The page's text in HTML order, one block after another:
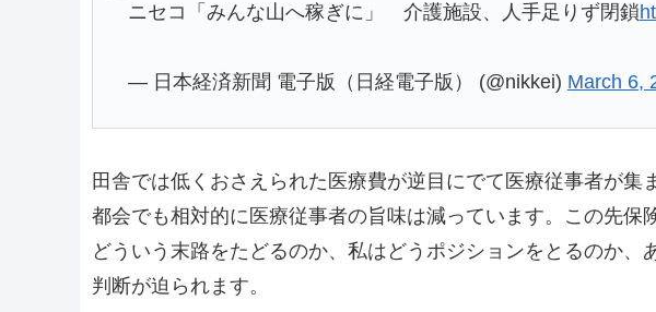
ニセコ「みんな山へ稼ぎに」 介護施設、人手足りず閉鎖
— 日本経済新聞 電子版（日経電子版） (@nikkei) March 6,
田舎では低くおさえられた医療費が逆目にでて医療従事者が集
都会でも相対的に医療従事者の旨味は減っています。この先保
どういう末路をたどるのか、私はどうポジションをとるのか、
判断が迫られます。